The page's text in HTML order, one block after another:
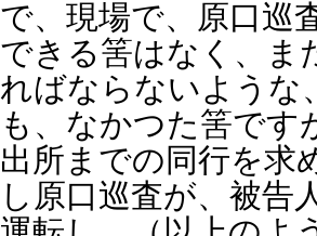
で、現場で、原口巡
できる筈はなく、ま
ればならないような
も、なかつた筈です
出所までの同行を求
し原口巡査が、被告